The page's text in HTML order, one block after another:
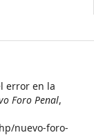
error en la
Foro Penal,
nuevo-foro-